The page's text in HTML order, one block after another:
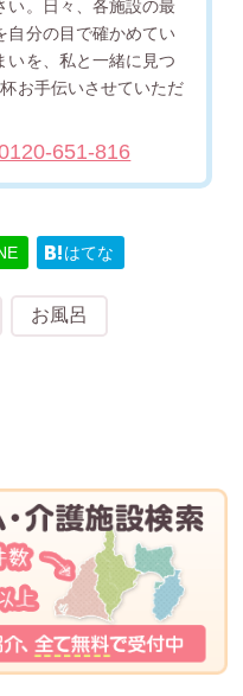
い。日々、各施設の最
自分の目で確かめてい
いを、私と一緒に見つ
お手伝いさせていただ
651-816
はてな
お風呂